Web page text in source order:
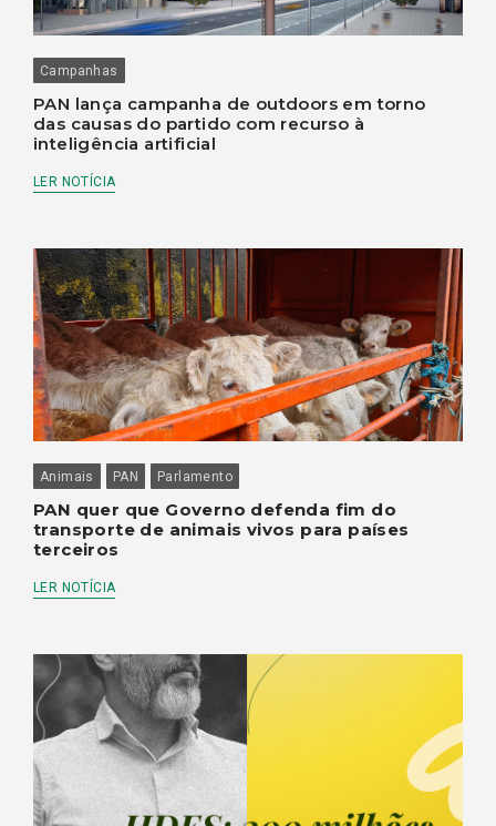
Campanhas
PAN lança campanha de outdoors em torno
das causas do partido com recurso à
inteligência artificial
LER NOTÍCIA
Animais PAN Parlamento
PAN quer que Governo defenda fim do
transporte de animais vivos para países
terceiros
LER NOTÍCIA